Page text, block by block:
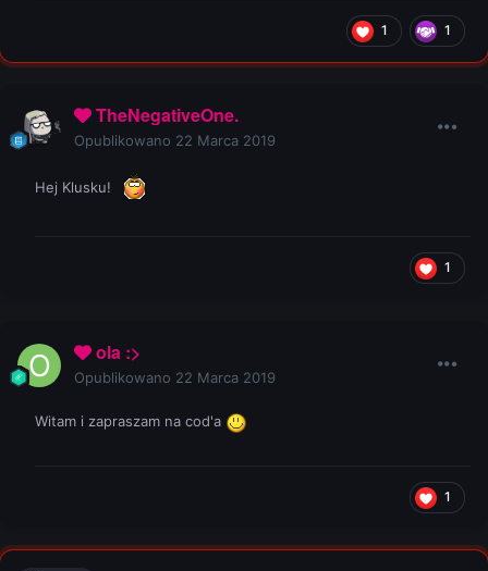
1 1
TheNegativeOne.
Opublikowano 22 Marca 2019
Hej Klusku!
1
ola :>
Opublikowano 22 Marca 2019
Witam i zapraszam na cod'a
1